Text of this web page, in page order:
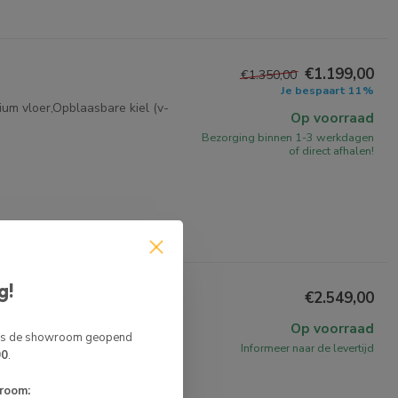
vloer,Opblaasbare kiel (v-
€1.350,00 €1.199,00
Je bespaart 11%
Op voorraad
Bezorging binnen 1-3 werkdagen
of direct afhalen!
€2.549,00
Op voorraad
Informeer naar de levertijd
de showroom geopend
.